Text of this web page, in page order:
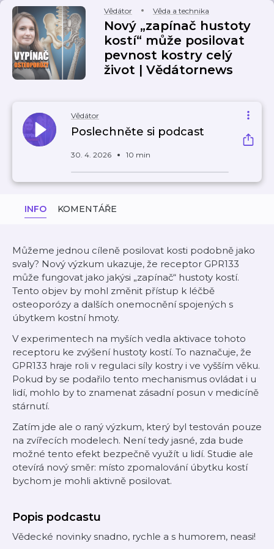
Vědátor Věda a technika
Nový „zapínač hustoty
kostí“ může posilovat
pevnost kostry celý
život | Vědátornews
Vědátor
Poslechněte si podcast
30. 4. 2026 10 min
INFO KOMENTÁŘE
Můžeme jednou cíleně posilovat kosti podobně jako
svaly? Nový výzkum ukazuje, že receptor GPR133
může fungovat jako jakýsi „zapínač“ hustoty kostí.
Tento objev by mohl změnit přístup k léčbě
osteoporózy a dalších onemocnění spojených s
úbytkem kostní hmoty.
V experimentech na myších vedla aktivace tohoto
receptoru ke zvýšení hustoty kostí. To naznačuje, že
GPR133 hraje roli v regulaci síly kostry i ve vyšším věku.
Pokud by se podařilo tento mechanismus ovládat i u
lidí, mohlo by to znamenat zásadní posun v medicíně
stárnutí.
Zatím jde ale o raný výzkum, který byl testován pouze
na zvířecích modelech. Není tedy jasné, zda bude
možné tento efekt bezpečně využít u lidí. Studie ale
otevírá nový směr: místo zpomalování úbytku kostí
bychom je mohli aktivně posilovat.
Popis podcastu
Vědecké novinky snadno, rychle a s humorem, neasi!